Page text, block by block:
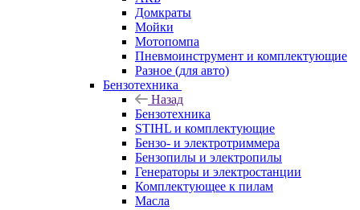
Домкраты
Мойки
Мотопомпа
Пневмоинструмент и комплектующие
Разное (для авто)
Бензотехника
Назад
Бензотехника
STIHL и комплектующие
Бензо- и электротриммера
Бензопилы и электропилы
Генераторы и электростанции
Комплектующее к пилам
Масла